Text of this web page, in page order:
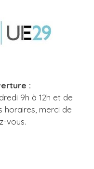
:
9h à 12h et de
horaires, merci de
vous.